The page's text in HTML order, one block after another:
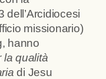
dell’Arcidiocesi
missionario)
hanno
la qualità
di Jesu